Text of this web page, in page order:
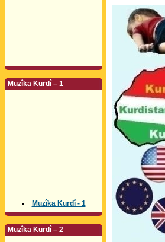
Muzîka Kurdî – 1
Muzîka Kurdî - 1
Muzîka Kurdî – 2